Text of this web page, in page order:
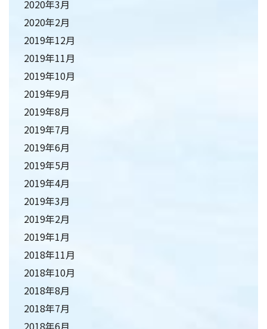
2020年3月
2020年2月
2019年12月
2019年11月
2019年10月
2019年9月
2019年8月
2019年7月
2019年6月
2019年5月
2019年4月
2019年3月
2019年2月
2019年1月
2018年11月
2018年10月
2018年8月
2018年7月
2018年6月